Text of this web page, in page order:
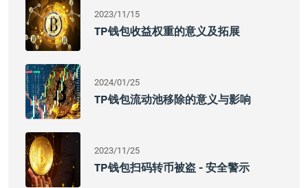
2023/11/15
TP钱包收益权重的意义及拓展
2024/01/25
TP钱包流动池移除的意义与影响
2023/11/25
TP钱包扫码转币被盗 - 安全警示